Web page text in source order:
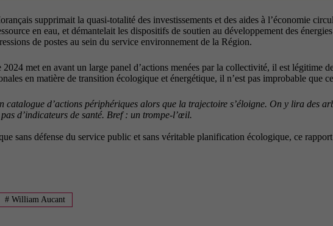
supprimait la quasi-totalité des investissements et des aides à l’économie
en eau, et démantelait les dispositifs de soutien au développement des
de postes au sein du service environnement de la Région.
met en avant un large panel d’actions menées par la collectivité, il est légitime
en matière de transition écologique et énergétique, il n’est pas improbable que
catalogue d’actions périphériques alors que la trajectoire s’éloigne. On y lira des
d’indicateurs de santé. Bref : un trompe-l’œil.
sans défense du service public et sans véritable planification écologique, ce
# William Aucant